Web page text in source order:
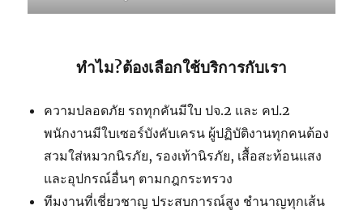
ทำไม?ต้องเลือกใช้บริการกับเรา
ความปลอดภัย รถทุกคันมีใบ ปจ.2 และ คป.2
พนักงานมีใบเซอร์บังคับเครน ผู้ปฏิบัติงานทุกคนต้อง
สวมใส่หมวกนิรภัย, รองเท้านิรภัย, เสื้อสะท้อนแสง
และอุปกรณ์อื่นๆ ตามกฎกระทรวง
ทีมงานที่เชี่ยวชาญ ประสบการณ์สูง ชำนาญทุกเส้น